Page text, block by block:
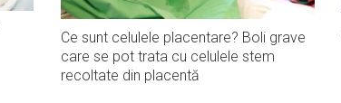
Ce sunt celulele placentare? Boli grave
care se pot trata cu celulele stem
recoltate din placentă